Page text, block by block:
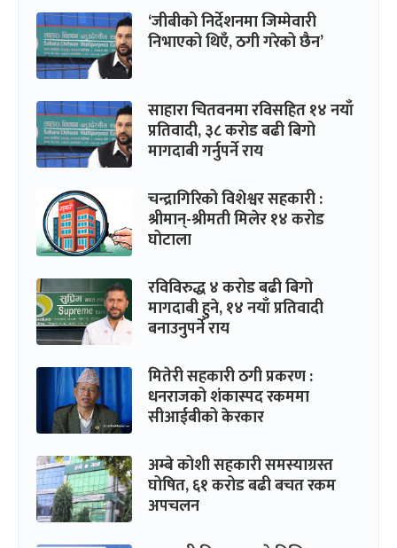
‘जीबीको निर्देशनमा जिम्मेवारी
निभाएको थिएँ, ठगी गरेको छैन’
साहारा चितवनमा रविसहित १४ नयाँ
प्रतिवादी, ३८ करोड बढी बिगो
मागदाबी गर्नुपर्ने राय
चन्द्रागिरिको विशेश्वर सहकारी :
श्रीमान्-श्रीमती मिलेर १४ करोड
घोटाला
रविविरुद्ध ४ करोड बढी बिगो
मागदाबी हुने, १४ नयाँ प्रतिवादी
बनाउनुपर्ने राय
मितेरी सहकारी ठगी प्रकरण :
धनराजको शंकास्पद रकममा
सीआईबीको केरकार
अम्बे कोशी सहकारी समस्याग्रस्त
घोषित, ६१ करोड बढी बचत रकम
अपचलन